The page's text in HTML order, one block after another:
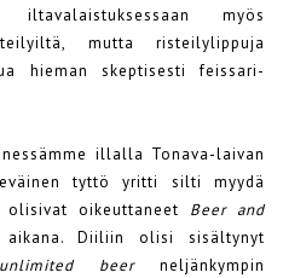
myös
mutta risteilylippuja
hieman skeptisesti feissari-
illalla Tonava-laivan
tyttö yritti silti myydä
oikeuttaneet Beer and
aikana. Diiliin olisi sisältynyt
unlimited beerneljänkympin